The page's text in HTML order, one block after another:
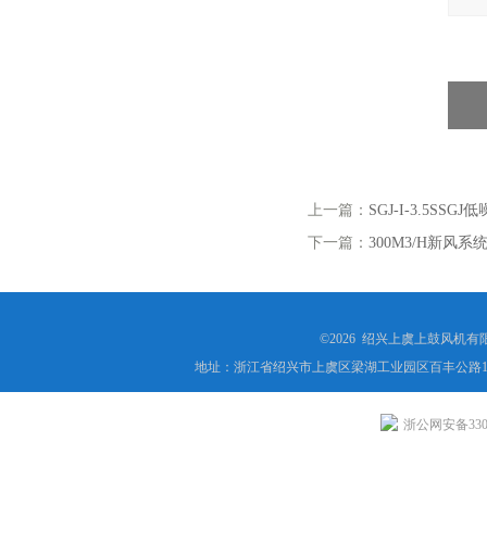
上一篇： SGJ-I-3.5SSGJ低
下一篇： 300M3/H新风系
©2026 绍兴上虞上鼓风机有
地址：浙江省绍兴市上虞区梁湖工业园区百丰公路
浙公网安备